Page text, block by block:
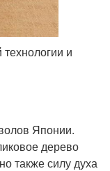
и
Японии.
дерево
также силу духа